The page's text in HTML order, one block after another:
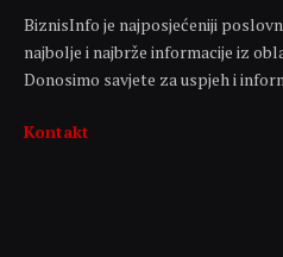
BiznisInfo je najposjećeniji
najbolje i najbrže informacije iz
Donosimo savjete za uspjeh i
Kontakt